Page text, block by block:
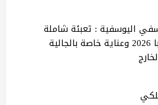
اليوسفية : تعبئة شاملة
لمواكبة عملية مرحبا 2026 وعناية خاصة بالجالية